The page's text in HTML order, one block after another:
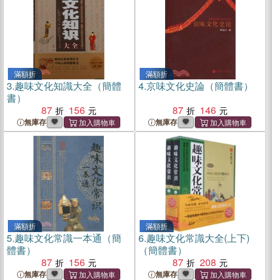
滿額折
3.趣味文化知識大全（簡體
書）
87
156
無庫存
滿額折
4.京味文化史論（簡體書）
87
146
無庫存
滿額折
5.趣味文化常識一本通（簡
體書）
87
156
無庫存
滿額折
6.趣味文化常識大全(上下)
（簡體書）
87
208
無庫存